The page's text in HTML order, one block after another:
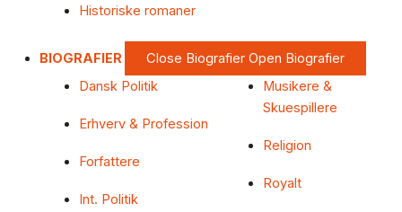
Historiske romaner
BIOGRAFIER Close Biografier Open Biografier
Dansk Politik
Erhverv & Profession
Forfattere
Int. Politik
Musikere &
Skuespillere
Religion
Royalt